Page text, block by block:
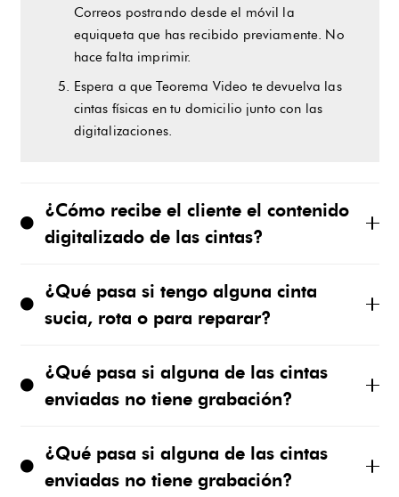
Correos postrando desde el móvil la
equiqueta que has recibido previamente. No
hace falta imprimir.
Espera a que Teorema Video te devuelva las
cintas físicas en tu domicilio junto con las
digitalizaciones.
¿Cómo recibe el cliente el contenido
digitalizado de las cintas?
¿Qué pasa si tengo alguna cinta
sucia, rota o para reparar?
¿Qué pasa si alguna de las cintas
enviadas no tiene grabación?
¿Qué pasa si alguna de las cintas
enviadas no tiene grabación?